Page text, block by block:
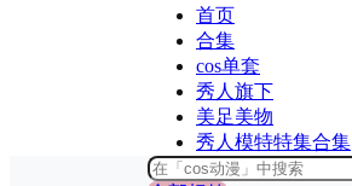
首页
合集
cos单套
秀人旗下
美足美物
秀人模特特集合集